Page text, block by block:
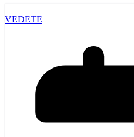
VEDETE